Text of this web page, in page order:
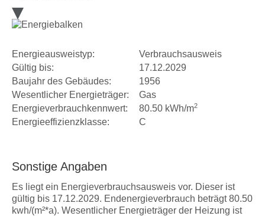
Energieausweistyp:
Verbrauchsausweis
Gültig bis:
17.12.2029
Baujahr des Gebäudes:
1956
Wesentlicher Energieträger:
Gas
Energieverbrauchkennwert:
80.50 kWh/m2
Energieeffizienzklasse: C
Sonstige Angaben
Es liegt ein Energieverbrauchsausweis vor. Dieser ist
gültig bis 17.12.2029. Endenergieverbrauch beträgt 80.50
kwh/(m²*a). Wesentlicher Energieträger der Heizung ist